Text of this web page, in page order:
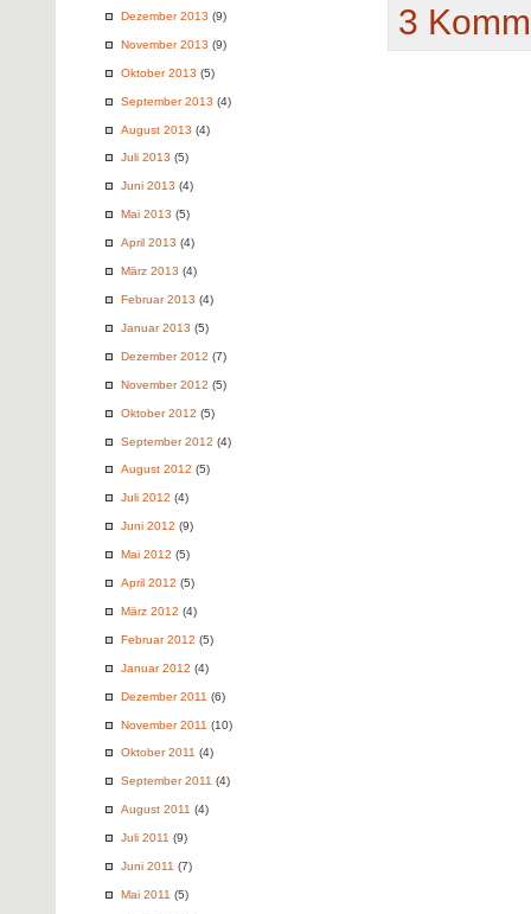
Dezember 2013 (9)
November 2013 (9)
Oktober 2013 (5)
September 2013 (4)
August 2013 (4)
Juli 2013 (5)
Juni 2013 (4)
Mai 2013 (5)
April 2013 (4)
März 2013 (4)
Februar 2013 (4)
Januar 2013 (5)
Dezember 2012 (7)
November 2012 (5)
Oktober 2012 (5)
September 2012 (4)
August 2012 (5)
Juli 2012 (4)
Juni 2012 (9)
Mai 2012 (5)
April 2012 (5)
März 2012 (4)
Februar 2012 (5)
Januar 2012 (4)
Dezember 2011 (6)
November 2011 (10)
Oktober 2011 (4)
September 2011 (4)
August 2011 (4)
Juli 2011 (9)
Juni 2011 (7)
Mai 2011 (5)
3